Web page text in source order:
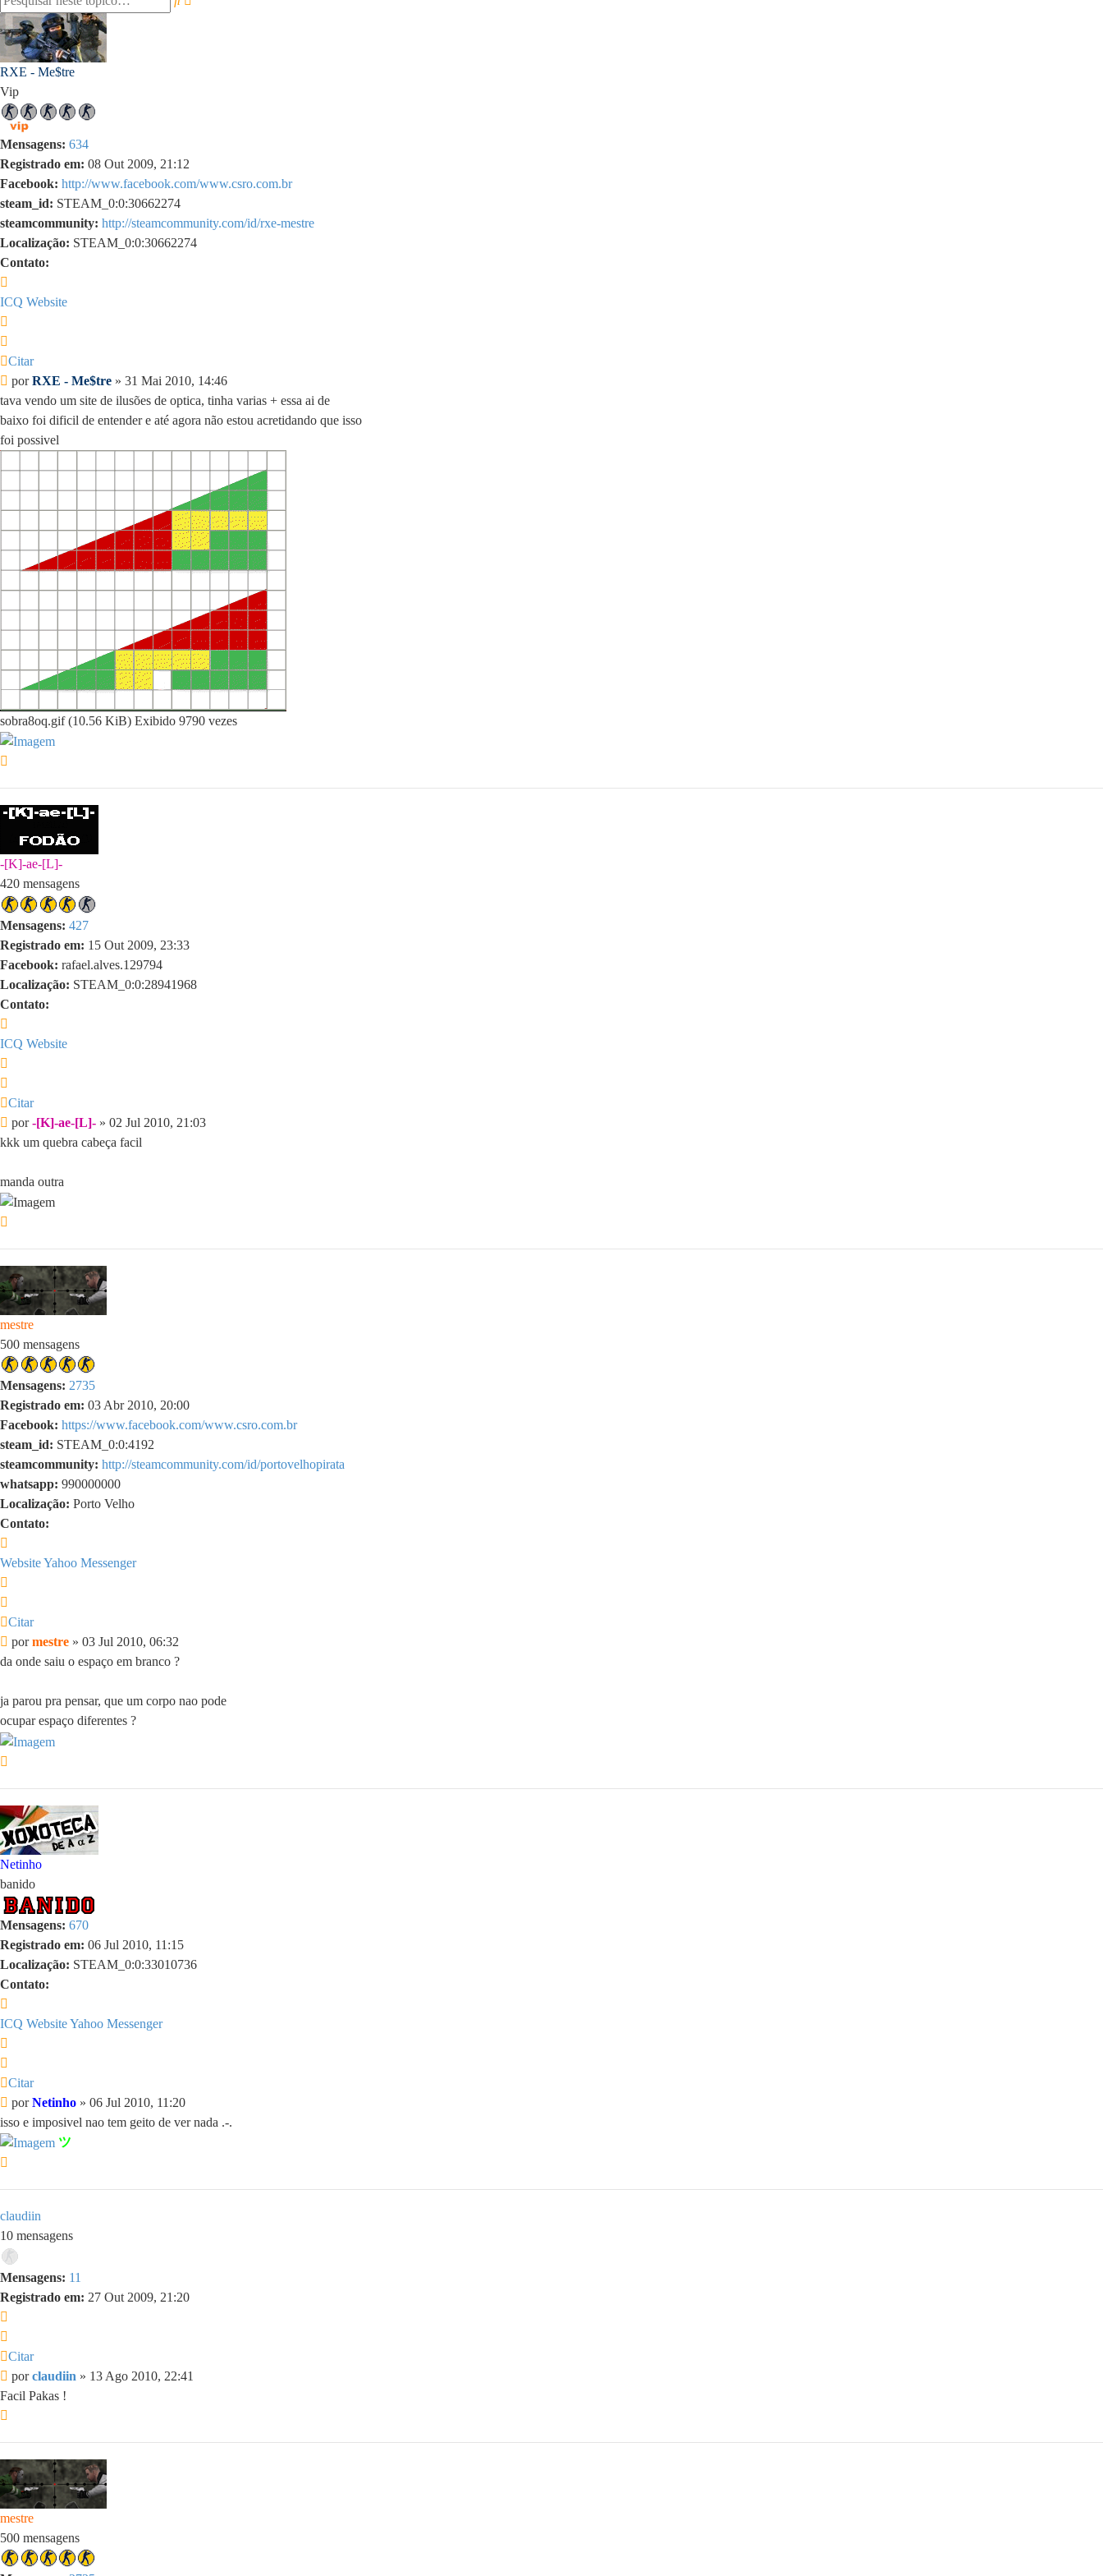
RXE - Me$tre
Vip
Mensagens: 634
Registrado em: 08 Out 2009, 21:12
Facebook: http://www.facebook.com/www.csro.com.br
steam_id: STEAM_0:0:30662274
steamcommunity: http://steamcommunity.com/id/rxe-mestre
Localização: STEAM_0:0:30662274
Contato:
RXE
ICQ Website
Citar
Mensagem
porRXE - Me$tre » 31 Mai 2010, 14:46
tava vendo um site de ilusões de optica, tinha varias + essa ai de
baixo foi dificil de entender e até agora não estou acretidando que isso
foi possivel
sobra8oq.gif (10.56 KiB) Exibido 9790 vezes
-[K]-ae-[L]-
420 mensagens
Mensagens: 427
Registrado em: 15 Out 2009, 23:33
Facebook: rafael.alves.129794
Localização: STEAM_0:0:28941968
Contato:
-
[L]-
ICQ Website
Citar
Mensagem
por-[K]-ae-[L]- » 02 Jul 2010, 21:03
kkk um quebra cabeça facil
manda outra
mestre
500 mensagens
Mensagens: 2735
Registrado em: 03 Abr 2010, 20:00
Facebook: https://www.facebook.com/www.csro.com.br
steam_id: STEAM_0:0:4192
steamcommunity: http://steamcommunity.com/id/portovelhopirata
whatsapp: 990000000
Localização: Porto Velho
Contato:
mestre
WebsiteYahoo Messenger
Citar
Mensagem
pormestre » 03 Jul 2010, 06:32
da onde saiu o espaço em branco ?
ja parou pra pensar, que um corpo nao pode
ocupar espaço diferentes ?
Netinho
banido
Mensagens: 670
Registrado em: 06 Jul 2010, 11:15
Localização: STEAM_0:0:33010736
Contato:
Netinho
ICQ WebsiteYahoo Messenger
Citar
Mensagem
porNetinho » 06 Jul 2010, 11:20
isso e imposivel nao tem geito de ver nada .-.
ツ
claudiin
10 mensagens
Mensagens: 11
Registrado em: 27 Out 2009, 21:20
Citar
Mensagem
porclaudiin » 13 Ago 2010, 22:41
Facil Pakas !
mestre
500 mensagens